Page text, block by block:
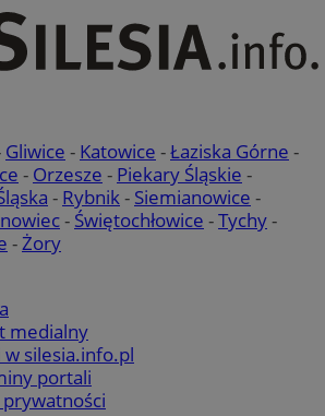
Gliwice - Katowice -Łaziska Górne -
- Orzesze - Piekary Śląskie -
- Rybnik- Siemianowice -
- Świętochłowice -Tychy-
-Żory
medialny
w silesia.info.pl
portali